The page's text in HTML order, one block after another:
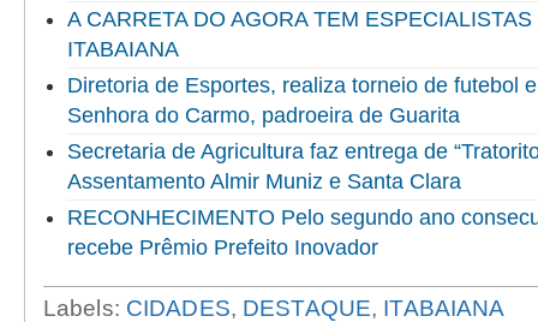
A CARRETA DO AGORA TEM
ITABAIANA
Diretoria de Esportes, realiza torneio de futebol
Senhora do Carmo, padroeira de Guarita
Secretaria de Agricultura faz entrega de
Assentamento Almir Muniz e Santa Clara
RECONHECIMENTO Pelo segundo ano
recebe Prêmio Prefeito Inovador
Labels: CIDADES, DESTAQUE, ITABAIANA